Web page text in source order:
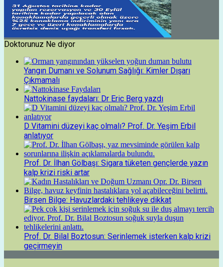
Doktorunuz Ne diyor
Yangın Dumanı ve Solunum Sağlığı: Kimler Dışarı
Çıkmamalı
Nattokinase faydaları: Dr Eric Berg yazdı
D Vitamini düzeyi kaç olmalı? Prof. Dr. Yeşim Erbil
anlatıyor
Prof. Dr. İlhan Gölbaşı: Sigara tüketen gençlerde yazın
kalp krizi riski artar
Birsen Bilge: Havuzlardaki tehlikeye dikkat
Prof. Dr. Bilal Boztosun: Serinlemek isterken kalp krizi
geçirmeyin